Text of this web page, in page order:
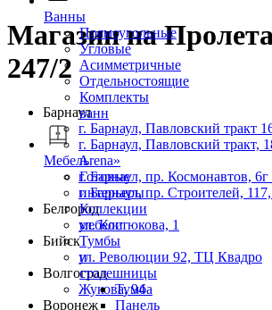
Ванны
Прямоугольные
Угловые
Асимметричные
Отдельностоящие
Комплекты
ванн
Мебель
Готовые
интерьеры
Коллекции
мебели
Тумбы
и
столешницы
Тумба
Панель
Магазин на
247/2
Барнаул
г. Барнаул, Павловский тракт
г. Барнаул,​ ​Павловский тракт,
Arena»
г. Барнаул, пр. Космонавтов,
г. Барнаул, пр. Строителей,
Белгород
ул. Костюкова, 1
Бийск
ул. Революции 92, ТЦ Квадро
Волгоград
Жукова, 94
Воронеж